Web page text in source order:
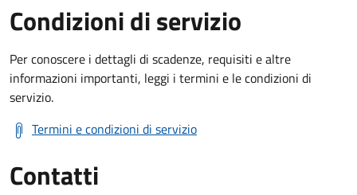
Condizioni di servizio
Per conoscere i dettagli di scadenze, requisiti e altre
informazioni importanti, leggi i termini e le condizioni di
servizio.
Termini e condizioni di servizio
Contatti